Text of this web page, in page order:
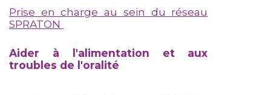
Prise en charge au sein du réseau
SPRATON
Aider à l'alimentation et aux
troubles de l'oralité